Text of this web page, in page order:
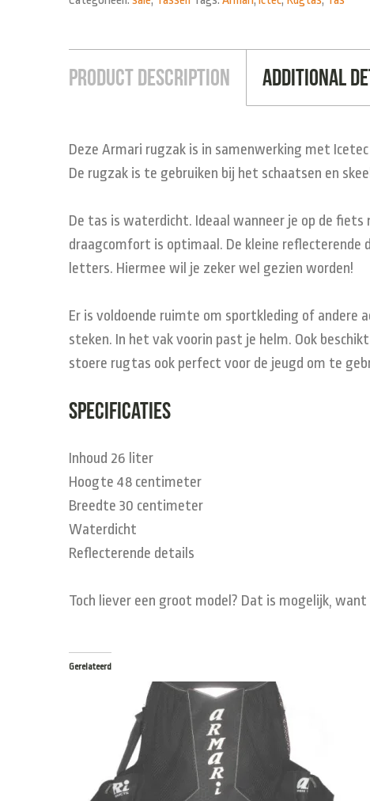
Product Description Additional
Deze Armari rugzak is in samenwerking met
De rugzak is te gebruiken bij het schaatsen en
De tas is waterdicht. Ideaal wanneer je op de
draagcomfort is optimaal. De kleine
letters. Hiermee wil je zeker wel gezien worden!
Er is voldoende ruimte om sportkleding of andere
steken. In het vak voorin past je helm. Ook
stoere rugtas ook perfect voor de jeugd om te
Specificaties
Inhoud 26 liter
Hoogte 48 centimeter
Breedte 30 centimeter
Waterdicht
Reflecterende details
Toch liever een groot model? Dat is mogelijk,
Gerelateerd